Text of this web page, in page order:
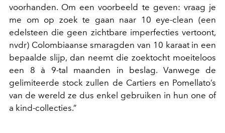
voorhanden. Om een voorbeeld te geven: vraag je
me om op zoek te gaan naar 10 eye-clean (een
edelsteen die geen zichtbare imperfecties vertoont,
nvdr) Colombiaanse smaragden van 10 karaat in een
bepaalde slijp, dan neemt die zoektocht moeiteloos
een 8 à 9-tal maanden in beslag. Vanwege de
gelimiteerde stock zullen de Cartiers en Pomellato’s
van de wereld ze dus enkel gebruiken in hun one of
a kind-collecties.”